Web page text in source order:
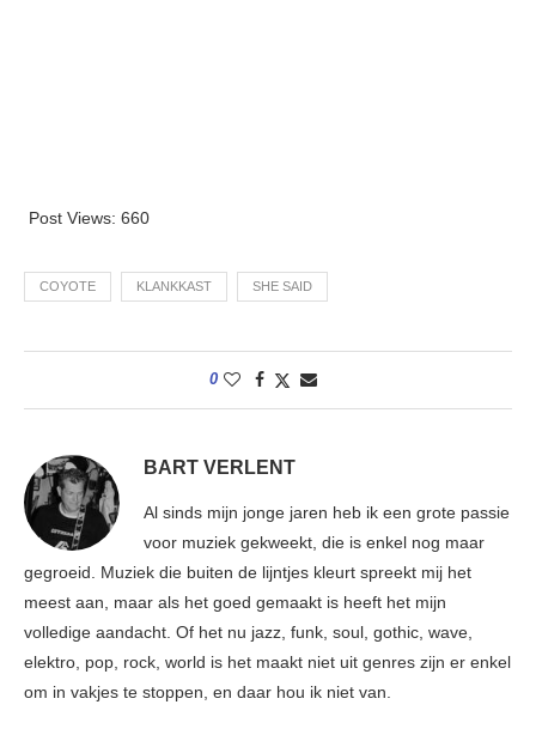
Post Views: 660
COYOTE KLANKKAST SHE SAID
0
BART VERLENT
Al sinds mijn jonge jaren heb ik een grote passie
voor muziek gekweekt, die is enkel nog maar
gegroeid. Muziek die buiten de lijntjes kleurt spreekt mij het
meest aan, maar als het goed gemaakt is heeft het mijn
volledige aandacht. Of het nu jazz, funk, soul, gothic, wave,
elektro, pop, rock, world is het maakt niet uit genres zijn er enkel
om in vakjes te stoppen, en daar hou ik niet van.